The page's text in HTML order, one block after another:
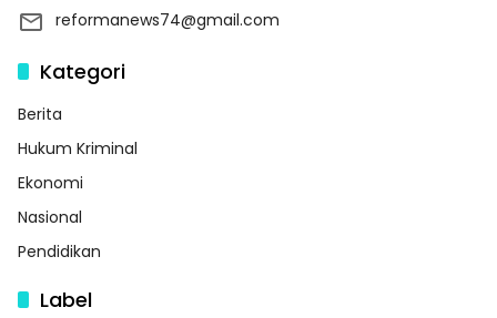
reformanews74@gmail.com
Kategori
Berita
Hukum Kriminal
Ekonomi
Nasional
Pendidikan
Label